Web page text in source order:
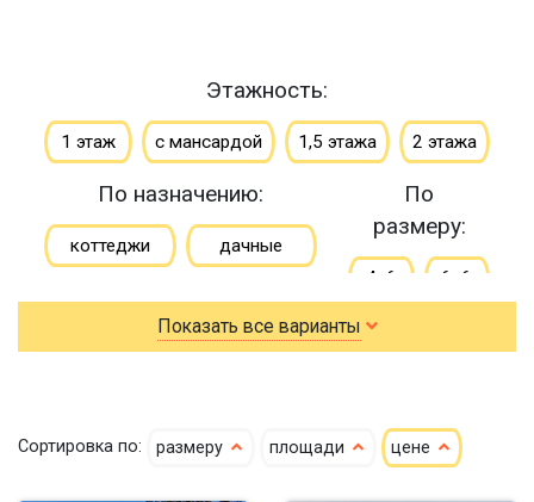
Этажность:
1 этаж с мансардой 1,5 этажа 2 этажа
По назначению:
коттеджи дачные
зимние
для постоянного проживания
По
размеру:
4х6 6х6
6х7
7х9 7х10
Показать все варианты
Сортировка по: размеру площади цене